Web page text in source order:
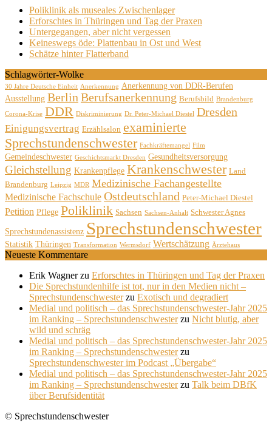
Poliklinik als museales Zwischenlager
Erforschtes in Thüringen und Tag der Praxen
Untergegangen, aber nicht vergessen
Keineswegs öde: Plattenbau in Ost und West
Schätze hinter Flatterband
Schlagwörter-Wolke
30 Jahre Deutsche Einheit Anerkennung Anerkennung von DDR-Berufen
Ausstellung Berlin Berufsanerkennung Berufsbild Brandenburg
Corona-Krise DDR Diskriminierung Dr. Peter-Michael Diestel Dresden
Einigungsvertrag Erzählsalon examinierte
Sprechstundenschwester Fachkräftemangel Film
Gemeindeschwester Geschichtsmarkt Dresden Gesundheitsversorgung
Gleichstellung Krankenpflege Krankenschwester Land
Brandenburg Leipzig MDR Medizinische Fachangestellte
Medizinische Fachschule Ostdeutschland Peter-Michael Diestel
Petition Pflege Poliklinik Sachsen Sachsen-Anhalt Schwester Agnes
Sprechstundenassistenz Sprechstundenschwester
Statistik Thüringen Transformation Wermsdorf Wertschätzung Ärztehaus
Neueste Kommentare
Erik Wagnerzu Erforschtes in Thüringen und Tag der Praxen
Die Sprechstundenhilfe ist tot, nur in den Medien nicht –
Sprechstundenschwesterzu Exotisch und degradiert
Medial und politisch – das Sprechstundenschwester-Jahr 2025
im Ranking – Sprechstundenschwesterzu Nicht blutig, aber
wild und schräg
Medial und politisch – das Sprechstundenschwester-Jahr 2025
im Ranking – Sprechstundenschwesterzu
Sprechstundenschwester im Podcast „Übergabe“
Medial und politisch – das Sprechstundenschwester-Jahr 2025
im Ranking – Sprechstundenschwesterzu Talk beim DBfK
über Berufsidentität
© Sprechstundenschwester